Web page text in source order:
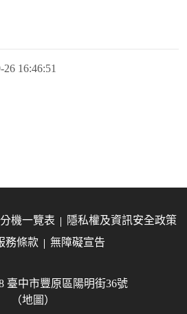
26 16:46:51
機一覽表
隱私權及資訊安全政策
務條款
無障礙宣告
臺中市豐原區陽明街36號
（地圖）